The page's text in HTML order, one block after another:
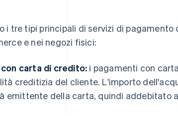
i tre tipi principali di servizi di
e nei negozi fisici:
carta di credito: i pagamenti con
creditizia del cliente. L'importo
emittente della carta, quindi addebitato